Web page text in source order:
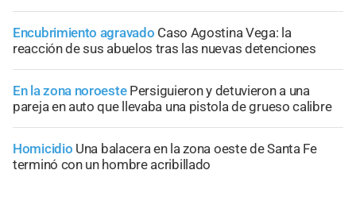
Encubrimiento agravado Caso Agostina Vega: la
reacción de sus abuelos tras las nuevas detenciones
En la zona noroeste Persiguieron y detuvieron a una
pareja en auto que llevaba una pistola de grueso calibre
Homicidio Una balacera en la zona oeste de Santa Fe
terminó con un hombre acribillado